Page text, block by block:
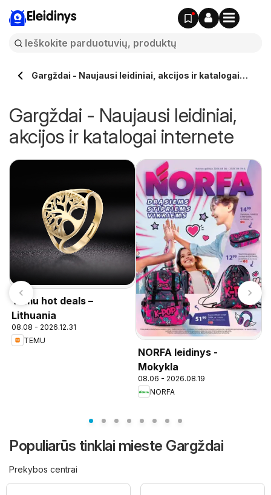
Eleidinys
Gargždai - Naujausi leidiniai, akcijos ir katalogai
Gargždai - Naujausi leidiniai,
akcijos ir katalogai internete
Temu hot deals –
Lithuania
08.08 - 2026.12.31
TEMU
NORFA leidinys -
Mokykla
08.06 - 2026.08.19
NORFA
Populiarūs tinklai mieste Gargždai
Prekybos centrai